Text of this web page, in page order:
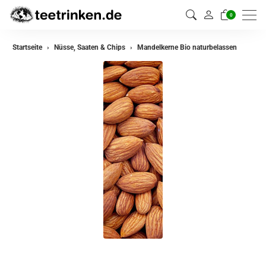
0
Startseite Nüsse, Saaten & Chips Mandelkerne Bio naturbelassen